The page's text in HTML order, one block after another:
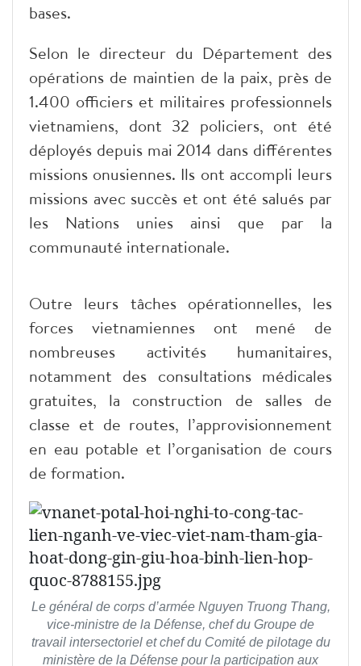
bases.
Selon le directeur du Département des
opérations de maintien de la paix, près de
1.400 officiers et militaires professionnels
vietnamiens, dont 32 policiers, ont été
déployés depuis mai 2014 dans différentes
missions onusiennes. Ils ont accompli leurs
missions avec succès et ont été salués par
les Nations unies ainsi que par la
communauté internationale.
Outre leurs tâches opérationnelles, les
forces vietnamiennes ont mené de
nombreuses activités humanitaires,
notamment des consultations médicales
gratuites, la construction de salles de
classe et de routes, l’approvisionnement
en eau potable et l’organisation de cours
de formation.
Le général de corps d’armée Nguyen Truong Thang,
vice-ministre de la Défense, chef du Groupe de
travail intersectoriel et chef du Comité de pilotage du
ministère de la Défense pour la participation aux